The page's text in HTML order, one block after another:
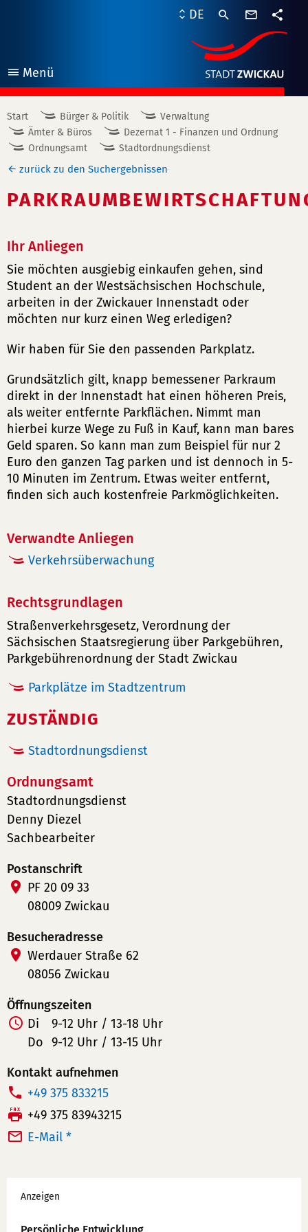
Menü
öffnen
DE
Start Bürger & Politik
Verwaltung
Ämter & Büros
Dezernat 1 - Finanzen und Ordnung
Ordnungsamt
Stadtordnungsdienst
zurück zu den Suchergebnissen
Ihr Anliegen
Sie möchten ausgiebig einkaufen gehen, sind
Student an der Westsächsischen Hochschule,
arbeiten in der Zwickauer Innenstadt oder
möchten nur kurz einen Weg erledigen?
Wir haben für Sie den passenden Parkplatz.
Grundsätzlich gilt, knapp bemessener Parkraum
direkt in der Innenstadt hat einen höheren Preis,
als weiter entfernte Parkflächen. Nimmt man
hierbei kurze Wege zu Fuß in Kauf, kann man bares
Geld sparen. So kann man zum Beispiel für nur 2
Euro den ganzen Tag parken und ist dennoch in 5-
10 Minuten im Zentrum. Etwas weiter entfernt,
finden sich auch kostenfreie Parkmöglichkeiten.
Verwandte Anliegen
Verkehrsüberwachung
Rechtsgrundlagen
Straßenverkehrsgesetz, Verordnung der
Sächsischen Staatsregierung über Parkgebühren,
Parkgebührenordnung der Stadt Zwickau
Parkplätze im Stadtzentrum
ZUSTÄNDIG
Stadtordnungsdienst
Ordnungsamt
Stadtordnungsdienst
Denny Diezel
Sachbearbeiter
Postanschrift
PF 20 09 33
08009 Zwickau
Besucheradresse
Werdauer Straße 62
08056 Zwickau
Öffnungszeiten
Di
9-12 Uhr / 13-18 Uhr
Do 9-12 Uhr / 13-15 Uhr
Kontakt aufnehmen
T
e
l
n
+49 375 833215
F
a
+49 375 83943215
E-Mail *
Werbung
Anzeigen